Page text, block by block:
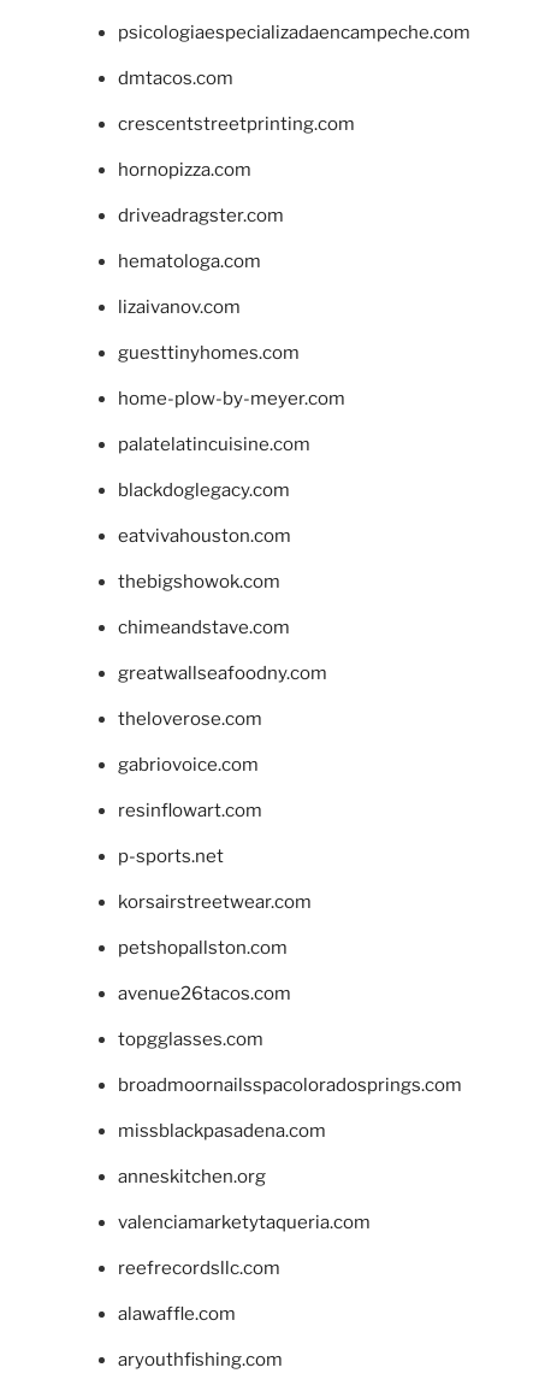
psicologiaespecializadaencampeche.com
dmtacos.com
crescentstreetprinting.com
hornopizza.com
driveadragster.com
hematologa.com
lizaivanov.com
guesttinyhomes.com
home-plow-by-meyer.com
palatelatincuisine.com
blackdoglegacy.com
eatvivahouston.com
thebigshowok.com
chimeandstave.com
greatwallseafoodny.com
theloverose.com
gabriovoice.com
resinflowart.com
p-sports.net
korsairstreetwear.com
petshopallston.com
avenue26tacos.com
topgglasses.com
broadmoornailsspacoloradosprings.com
missblackpasadena.com
anneskitchen.org
valenciamarketytaqueria.com
reefrecordsllc.com
alawaffle.com
aryouthfishing.com